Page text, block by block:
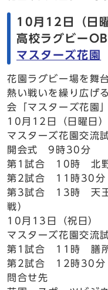
10月12日（日
高校ラグビー
マスターズ花園
花園ラグビー場を舞
熱い戦いを繰り広げ
会「マスターズ花園
10月12日（日曜日）
マスターズ花園交流
開会式 9時30分
第1試合 10時 北野
第2試合 11時30分
第3試合 13時 天王
戦）
10月13日（祝日）
マスターズ花園交流
第1試合 11時 膳所
第2試合 12時30分
問合せ先